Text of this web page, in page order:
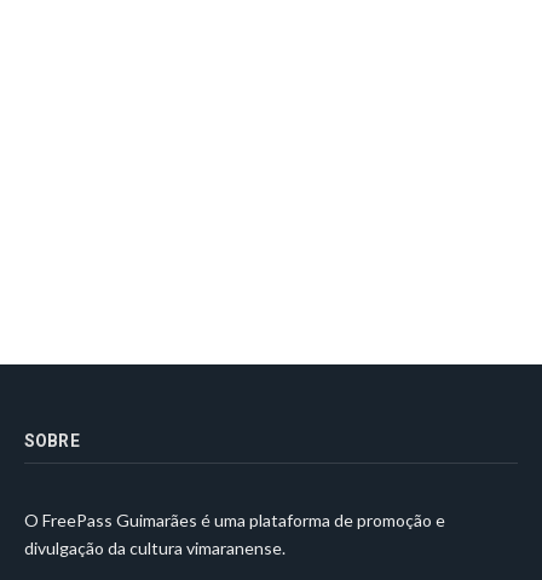
SOBRE
O FreePass Guimarães é uma plataforma de promoção e
divulgação da cultura vimaranense.